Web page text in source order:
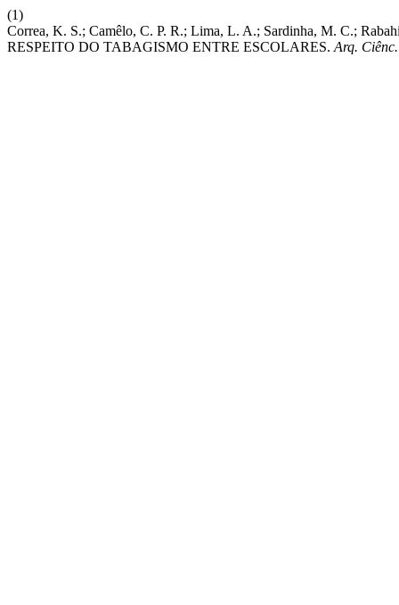
(1)
Correa, K. S.; Camêlo, C. P. R.; Lima, L. A.; Sardinha, M. C.;
RESPEITO DO TABAGISMO ENTRE ESCOLARES. Arq.